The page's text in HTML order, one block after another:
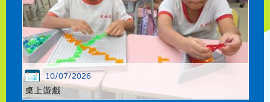
10/07/2026
桌上遊戲